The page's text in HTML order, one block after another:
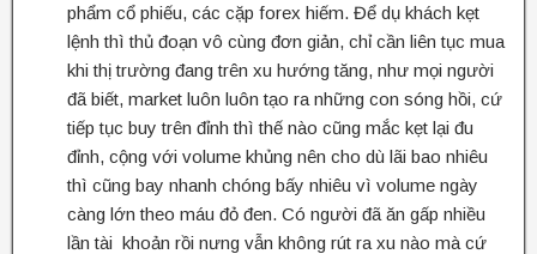
phẩm cổ phiếu, các cặp forex hiếm. Để dụ khách kẹt
lệnh thì thủ đoạn vô cùng đơn giản, chỉ cần liên tục mua
khi thị trường đang trên xu hướng tăng, như mọi người
đã biết, market luôn luôn tạo ra những con sóng hồi, cứ
tiếp tục buy trên đỉnh thì thế nào cũng mắc kẹt lại đu
đỉnh, cộng với volume khủng nên cho dù lãi bao nhiêu
thì cũng bay nhanh chóng bấy nhiêu vì volume ngày
càng lớn theo máu đỏ đen. Có người đã ăn gấp nhiều
lần tài khoản rồi nưng vẫn không rút ra xu nào mà cứ